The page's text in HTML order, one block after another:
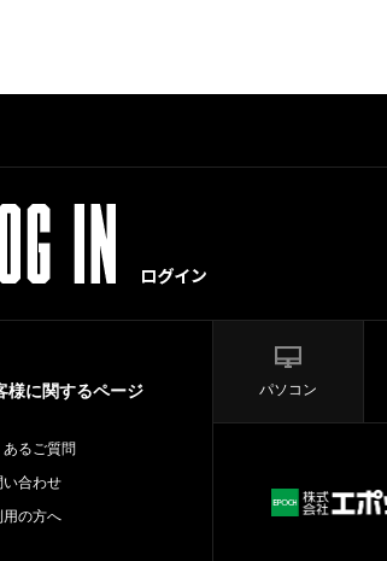
様に関するページ
あるご質問
い合わせ
用の方へ
パソコン